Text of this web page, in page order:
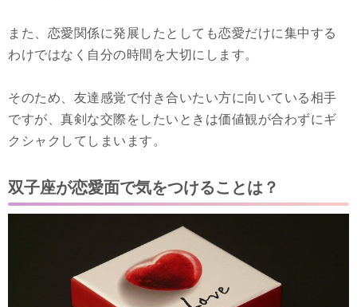
また、恋愛関係に発展したとしても恋愛だけに集中する
わけではなく自分の時間を大切にします。
そのため、友達感覚で付き合いたい方に向いている相手
ですが、真剣な交際をしたいときは価値観が合わずにギ
クシャクしてしまいます。
双子座が恋愛面で気をつけることは？